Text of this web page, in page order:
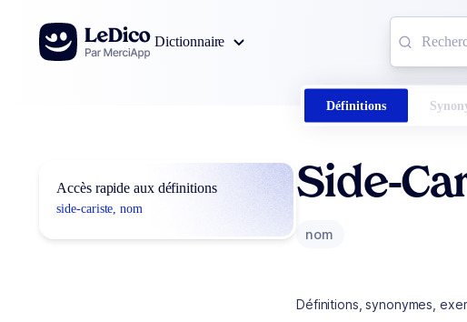
Aller au contenu
Dictionnaire
Définitions
Accès rapide aux définitions
side-cariste, nom
Side-
nom
Définitions, synonymes,